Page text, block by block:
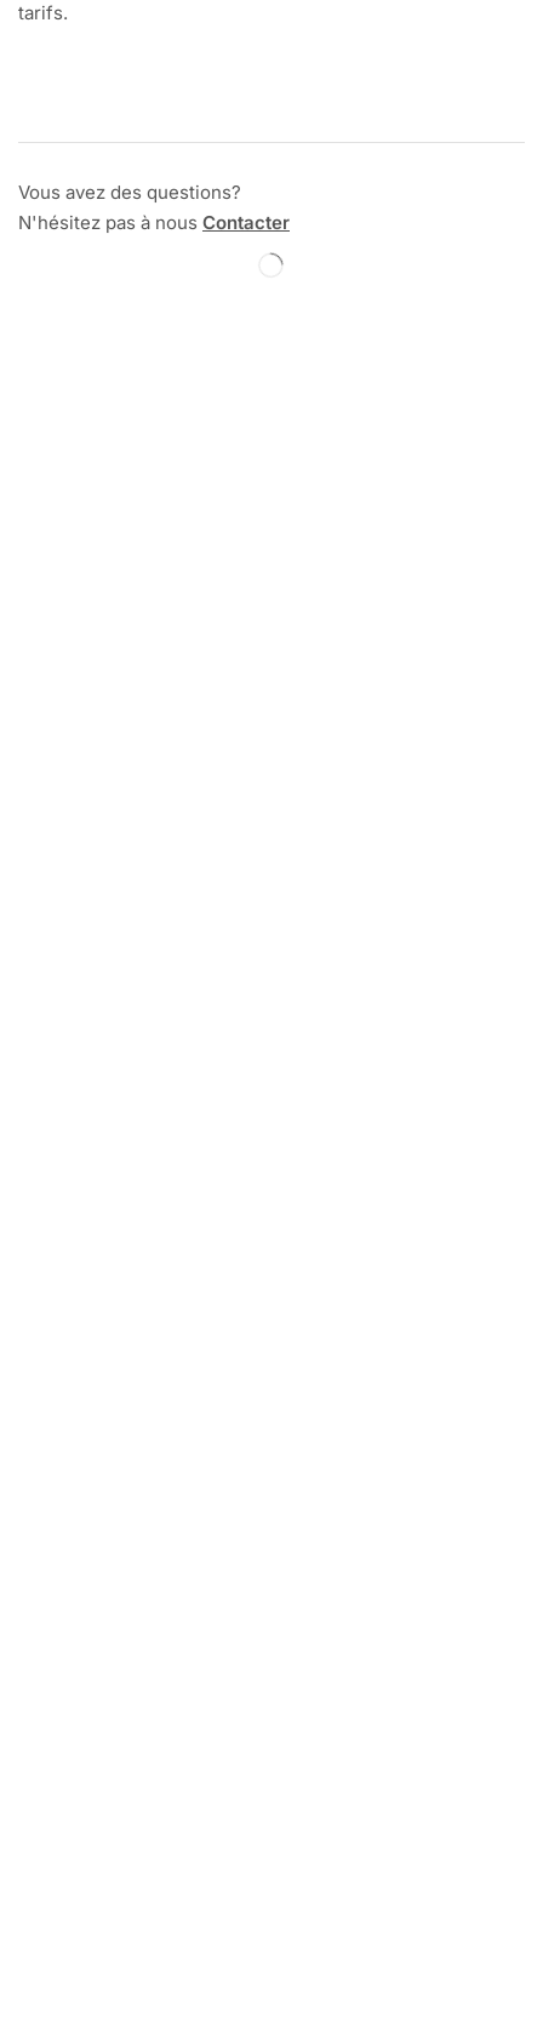
tarifs.
Vous avez des questions?
N'hésitez pas à nous Contacter